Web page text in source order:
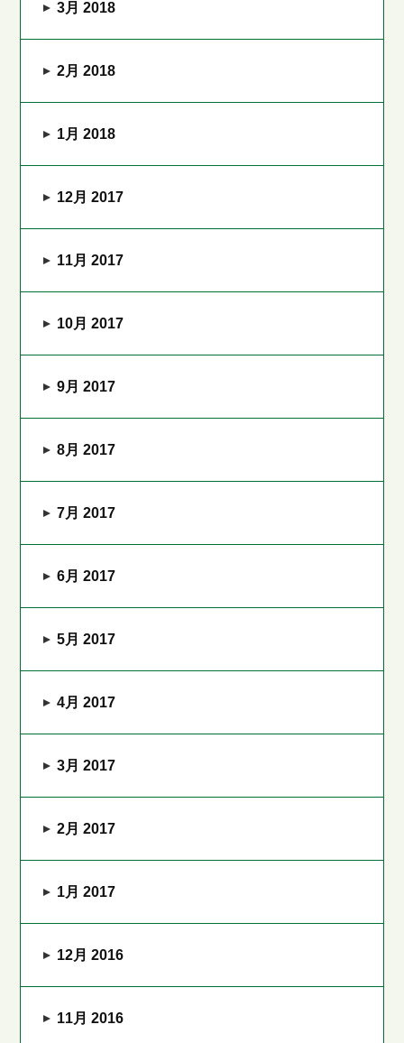
3月 2018
2月 2018
1月 2018
12月 2017
11月 2017
10月 2017
9月 2017
8月 2017
7月 2017
6月 2017
5月 2017
4月 2017
3月 2017
2月 2017
1月 2017
12月 2016
11月 2016